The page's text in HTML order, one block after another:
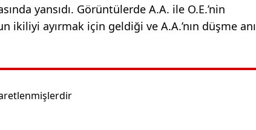
yansıdı. Görüntülerde A.A. ile O.E.’nin
ikiliyi ayırmak için geldiği ve A.A.’nın düşme anı